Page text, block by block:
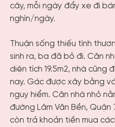
cây, mỗi ngày đẩy xe đi
nghìn/ngày.
Thuận sống thiếu tình
sinh ra, ba đã bỏ đi. Căn
diện tích 19.5m2, nhà cũng
nay. Gác được xây bằng
nguy hiểm. Căn nhà nhỏ
đường Lâm Văn Bền, Quận
còn trả khoản tiền mua